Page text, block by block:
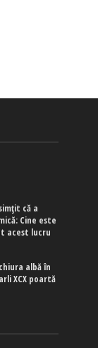
că a
Cine este
acest lucru
albă în
XCX poartă